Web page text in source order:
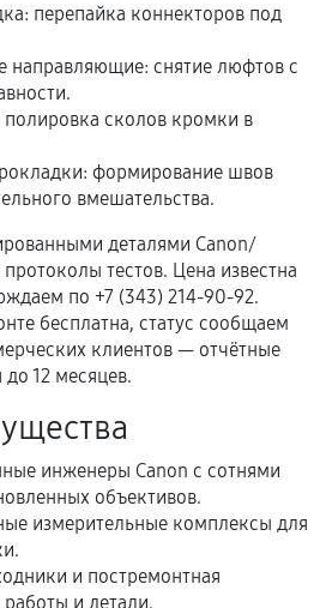
не действует
эксплуатации,
попадание влаги,
деталей, если иное не
окончания гарантийного
если это не указано в
куплены
перепайка коннекторов под
направляющие: снятие люфтов с
сколов кромки в
формирование швов
вмешательства.
деталями Canon/
тестов. Цена известна
по +7 (343) 214-90-92.
бесплатна, статус сообщаем
клиентов — отчётные
12 месяцев.
инженеры Canon с сотнями
объективов.
измерительные комплексы для
и постремонтная
и детали.